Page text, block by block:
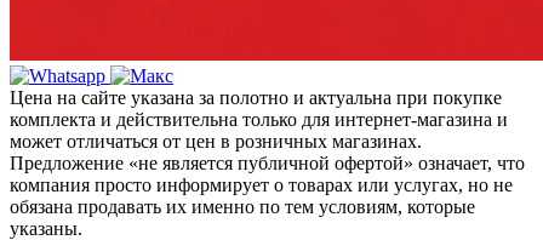
Цена на сайте указана за полотно и актуальна при покупке
комплекта и действительна только для интернет-магазина и
может отличаться от цен в розничных магазинах.
Предложение «не является публичной офертой» означает, что
компания просто информирует о товарах или услугах, но не
обязана продавать их именно по тем условиям, которые
указаны.